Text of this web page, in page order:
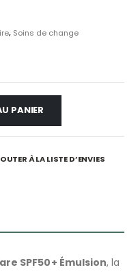
, Soins de change
PANIER
À LA LISTE D’ENVIES
SPF50+ Émulsion, la